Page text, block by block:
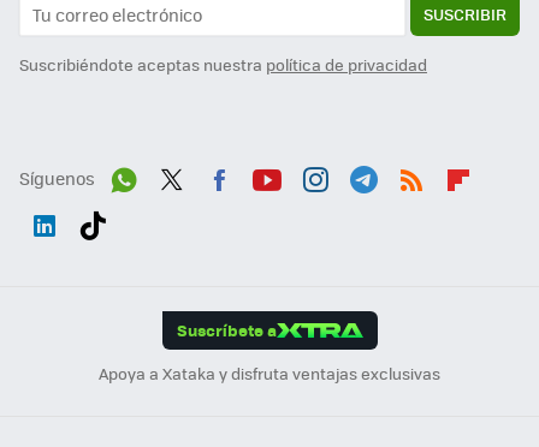
SUSCRIBIR
Suscribiéndote aceptas nuestra política de privacidad
Síguenos
Suscríbete a
Apoya a Xataka y disfruta ventajas exclusivas